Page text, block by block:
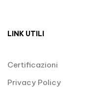
LINK UTILI
Certificazioni
Privacy Policy